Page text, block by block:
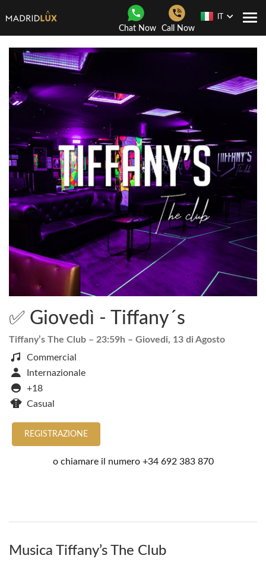
Chat Now Call Now
✅ Giovedì - Tiffany´s
Tiffany’s The Club – 23:59h – Giovedi, 13 di Agosto
Commercial
Internazionale
+18
Casual
REGISTRAZIONE
o chiamare il numero +34 692 383 870
Musica Tiffany’s The Club